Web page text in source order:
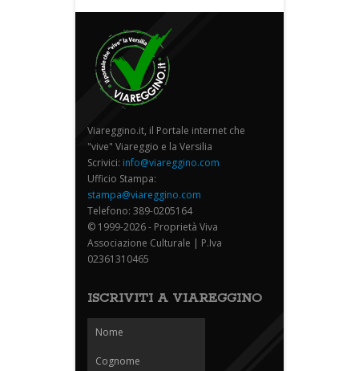
Viareggino.it, il Portale internet che
"vive" Viareggio e la Versilia
Scrivici: info@viareggino.com
Ufficio Stampa:
stampa@viareggino.com
Telefono: 389-0205164
© 1999-2026 - Proprietà Viva
Associazione Culturale | P.Iva
02361310465
ISCRIVITI A VIAREGGINO